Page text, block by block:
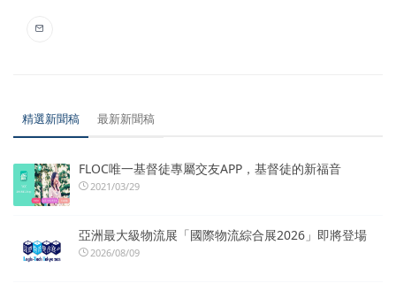
精選新聞稿 最新新聞稿
FLOC唯一基督徒專屬交友APP，基督徒的新福音
2021/03/29
亞洲最大級物流展「國際物流綜合展2026」即將登場
2026/08/09